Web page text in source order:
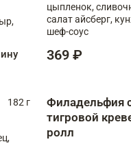
цыпленок,
салат айсберг,
шеф-соус
369 ₽
182 г
Филадельфия
тигровой
ролл